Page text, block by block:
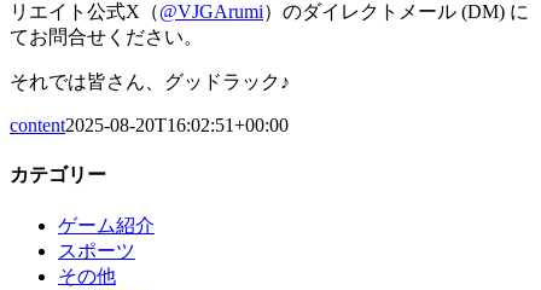
リエイト公式X（@VJGArumi）のダイレクトメール (DM) に
てお問合せください。
それでは皆さん、グッドラック♪
content2025-08-20T16:02:51+00:00
カテゴリー
ゲーム紹介
スポーツ
その他